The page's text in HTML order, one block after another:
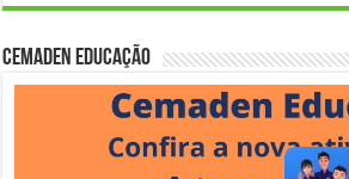
Cemaden Educação